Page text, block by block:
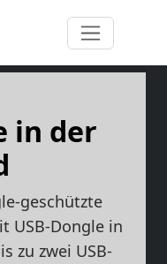
in der
geschützte
USB-Dongle in
zu zwei USB-